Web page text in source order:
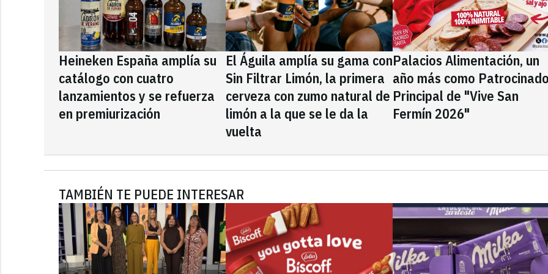
Heineken España amplía su
catálogo con cuatro
lanzamientos y se refuerza
en premiurización
El Águila amplía su gama con
Sin Filtrar Limón, la primera
cerveza con zumo natural de
limón a la que se le da la
vuelta
Palacios Alimentación, un
año más como
Principal de "Vive San
Fermín 2026"
TAMBIÉN TE PUEDE INTERESAR